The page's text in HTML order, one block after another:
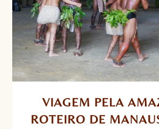
VIAGEM PELA
ROTEIRO DE